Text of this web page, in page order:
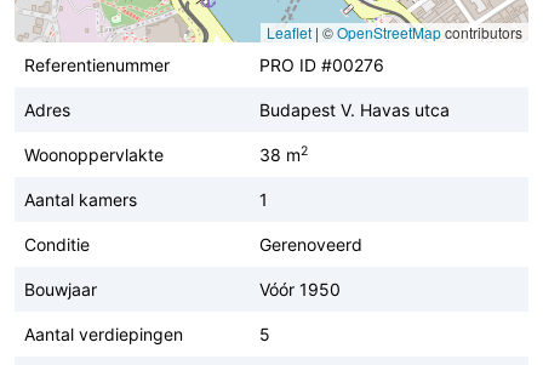
Leaflet | ©OpenStreetMapcontributors
Referentienummer
PRO ID #00276
Adres Budapest V. Havas utca
Woonoppervlakte 38 m2
Aantal kamers 1
Conditie Gerenoveerd
Bouwjaar Vóór 1950
Aantal verdiepingen 5